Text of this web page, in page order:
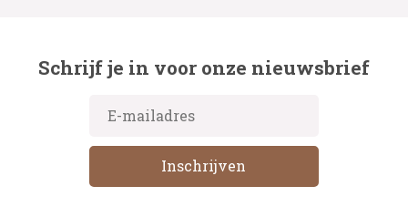
Schrijf je in voor onze nieuwsbrief